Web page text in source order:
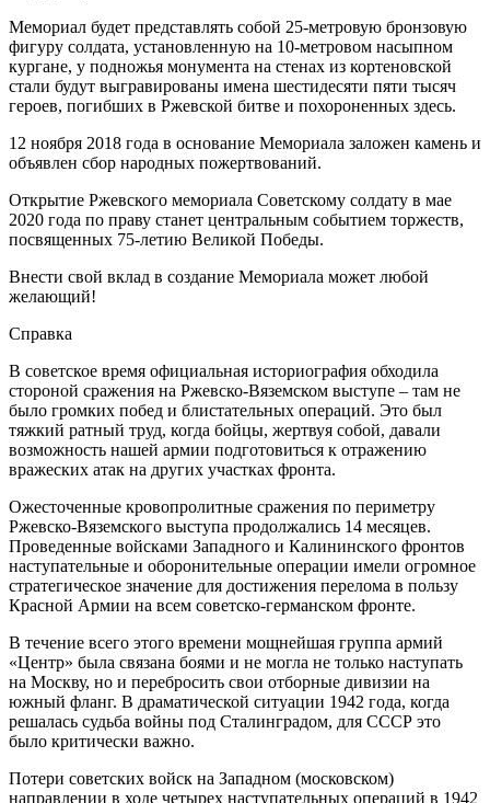
Мемориал будет представлять собой 25-метровую бронзовую
фигуру солдата, установленную на 10-метровом насыпном
кургане, у подножья монумента на стенах из кортеновской
стали будут выгравированы имена шестидесяти пяти тысяч
героев, погибших в Ржевской битве и похороненных здесь.
12 ноября 2018 года в основание Мемориала заложен камень и
объявлен сбор народных пожертвований.
Открытие Ржевского мемориала Советскому солдату в мае
2020 года по праву станет центральным событием торжеств,
посвященных 75-летию Великой Победы.
Внести свой вклад в создание Мемориала может любой
желающий!
Справка
В советское время официальная историография обходила
стороной сражения на Ржевско-Вяземском выступе – там не
было громких побед и блистательных операций. Это был
тяжкий ратный труд, когда бойцы, жертвуя собой, давали
возможность нашей армии подготовиться к отражению
вражеских атак на других участках фронта.
Ожесточенные кровопролитные сражения по периметру
Ржевско-Вяземского выступа продолжались 14 месяцев.
Проведенные войсками Западного и Калининского фронтов
наступательные и оборонительные операции имели огромное
стратегическое значение для достижения перелома в пользу
Красной Армии на всем советско-германском фронте.
В течение всего этого времени мощнейшая группа армий
«Центр» была связана боями и не могла не только наступать
на Москву, но и перебросить свои отборные дивизии на
южный фланг. В драматической ситуации 1942 года, когда
решалась судьба войны под Сталинградом, для СССР это
было критически важно.
Потери советских войск на Западном (московском)
направлении в ходе четырех наступательных операций в 1942